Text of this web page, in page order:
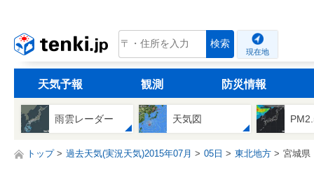
tenki.jp 検索
現在地
天気予報 観測 防災情報
雨雲レーダー 天気図
トップ 過去天気(実況天気)2015年07月 05日 東北地方 宮城県